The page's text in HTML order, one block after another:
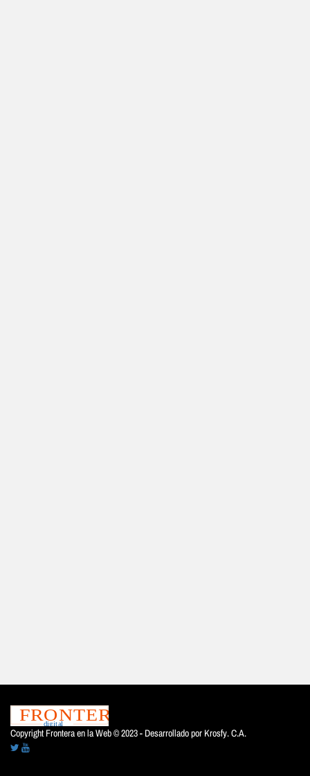
Copyright Frontera en la Web © 2023 - Desarrollado por Krosfy. C.A.